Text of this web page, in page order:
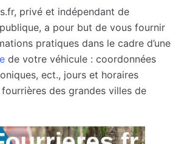
privé et indépendant de
a pour but de vous fournir
pratiques dans le cadre d’une
de votre véhicule : coordonnées
ect., jours et horaires
fourrières des grandes villes de